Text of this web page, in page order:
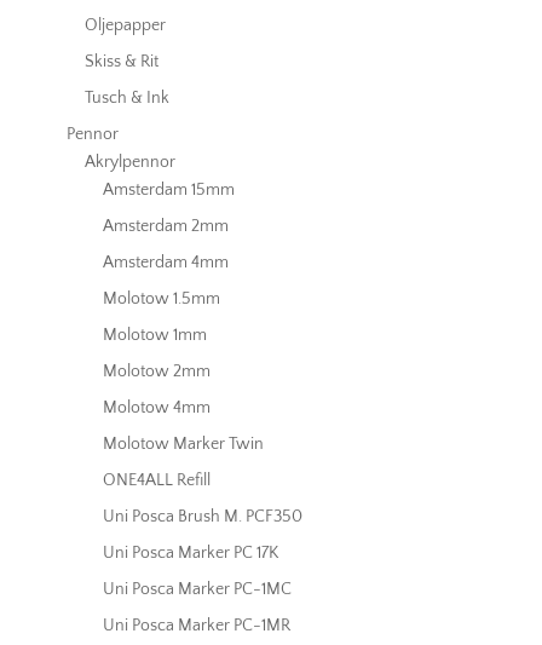
Oljepapper
Skiss & Rit
Tusch & Ink
Pennor
Akrylpennor
Amsterdam 15mm
Amsterdam 2mm
Amsterdam 4mm
Molotow 1.5mm
Molotow 1mm
Molotow 2mm
Molotow 4mm
Molotow Marker Twin
ONE4ALL Refill
Uni Posca Brush M. PCF350
Uni Posca Marker PC 17K
Uni Posca Marker PC-1MC
Uni Posca Marker PC-1MR